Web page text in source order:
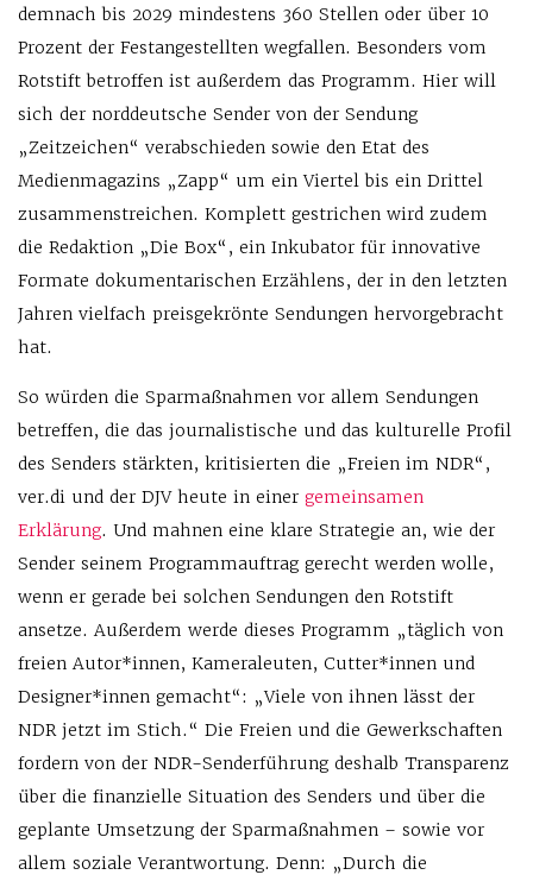
demnach bis 2029 mindestens 360 Stellen oder über 10
Prozent der Festangestellten wegfallen. Besonders vom
Rotstift betroffen ist außerdem das Programm. Hier will
sich der norddeutsche Sender von der Sendung
„Zeitzeichen“ verabschieden sowie den Etat des
Medienmagazins „Zapp“ um ein Viertel bis ein Drittel
zusammenstreichen. Komplett gestrichen wird zudem
die Redaktion „Die Box“, ein Inkubator für innovative
Formate dokumentarischen Erzählens, der in den letzten
Jahren vielfach preisgekrönte Sendungen hervorgebracht
hat.
So würden die Sparmaßnahmen vor allem Sendungen
betreffen, die das journalistische und das kulturelle Profil
des Senders stärkten, kritisierten die „Freien im NDR“,
ver.di und der DJV heute in einer gemeinsamen
Erklärung. Und mahnen eine klare Strategie an, wie der
Sender seinem Programmauftrag gerecht werden wolle,
wenn er gerade bei solchen Sendungen den Rotstift
ansetze. Außerdem werde dieses Programm „täglich von
freien Autor*innen, Kameraleuten, Cutter*innen und
Designer*innen gemacht“: „Viele von ihnen lässt der
NDR jetzt im Stich.“ Die Freien und die Gewerkschaften
fordern von der NDR-Senderführung deshalb Transparenz
über die finanzielle Situation des Senders und über die
geplante Umsetzung der Sparmaßnahmen – sowie vor
allem soziale Verantwortung. Denn: „Durch die